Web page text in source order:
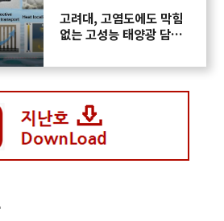
고려대, 고염도에도 막힘
없는 고성능 태양광 담수